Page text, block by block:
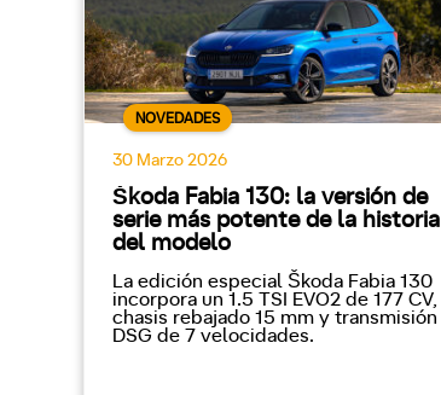
NOVEDADES
30 Marzo 2026
Škoda Fabia 130: la versión de
serie más potente de la historia
del modelo
La edición especial Škoda Fabia 130
incorpora un 1.5 TSI EVO2 de 177 CV,
chasis rebajado 15 mm y transmisión
DSG de 7 velocidades.